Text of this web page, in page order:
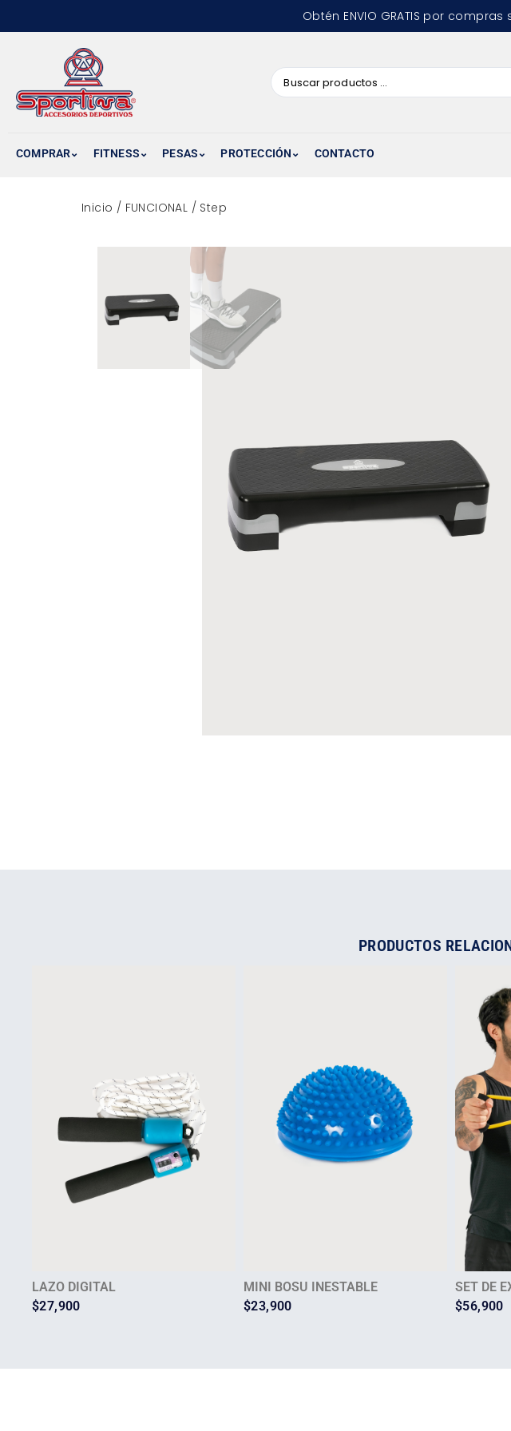
Obtén ENVIO GRATIS por
COMPRAR FITNESS PESAS PROTECCIÓN CONTACTO
Inicio / FUNCIONAL / Step
PRODUCTOS
LAZO DIGITAL
$27,900
MINI BOSU INESTABLE
$23,900
SET DE
$56,900